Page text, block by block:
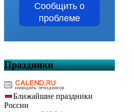
Сообщить о
проблеме
Праздники
Ближайшие праздники
России